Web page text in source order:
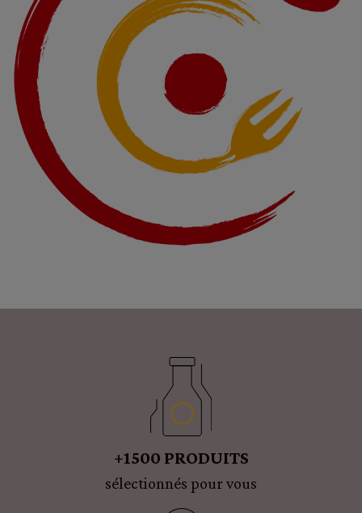
+1500 PRODUITS
sélectionnés pour vous